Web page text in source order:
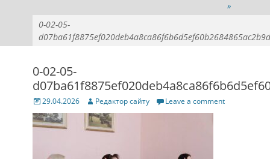
»
0-02-05-
0-02-05-
Posted
on
29.04.2026 Author
Редактор сайту Leave a comment